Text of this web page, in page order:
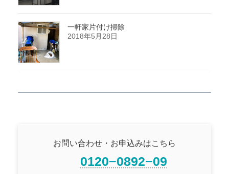
一軒家片付け掃除
2018年5月28日
お問い合わせ・お申込みはこちら
0120−0892−09